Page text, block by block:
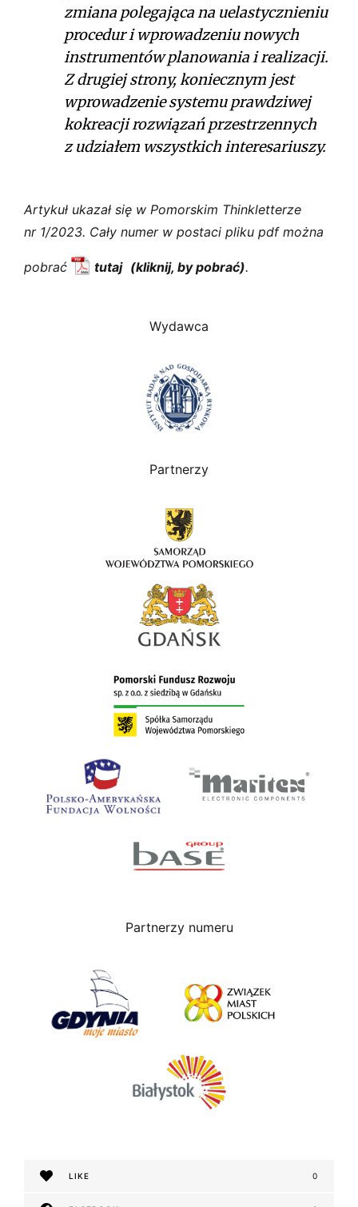
zmiana polegająca na uelastycznieniu
procedur i wprowadzeniu nowych
instrumentów planowania i realizacji.
Z drugiej strony, koniecznym jest
wprowadzenie systemu prawdziwej
kokreacji rozwiązań przestrzennych
z udziałem wszystkich interesariuszy.
Artykuł ukazał się w Pomorskim Thinkletterze
nr 1/2023. Cały numer w postaci pliku pdf można
pobrać tutaj .
Wydawca
Partnerzy
Partnerzy numeru
LIKE 0